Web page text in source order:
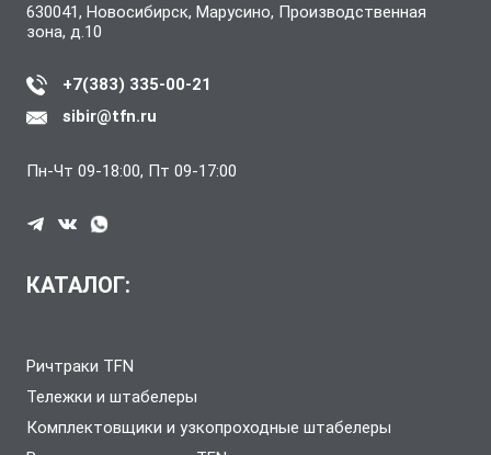
630041, Новосибирск, Марусино, Производственная
зона, д.10
+7(383) 335-00-21
sibir@tfn.ru
Пн-Чт 09-18:00, Пт 09-17:00
КАТАЛОГ:
Ричтраки TFN
Тележки и штабелеры
Комплектовщики и узкопроходные штабелеры